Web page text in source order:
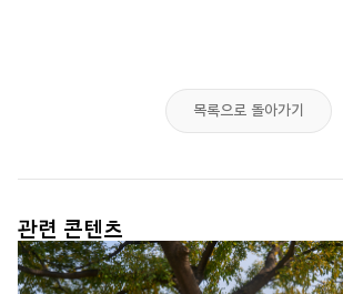
목록으로 돌아가기
관련 콘텐츠